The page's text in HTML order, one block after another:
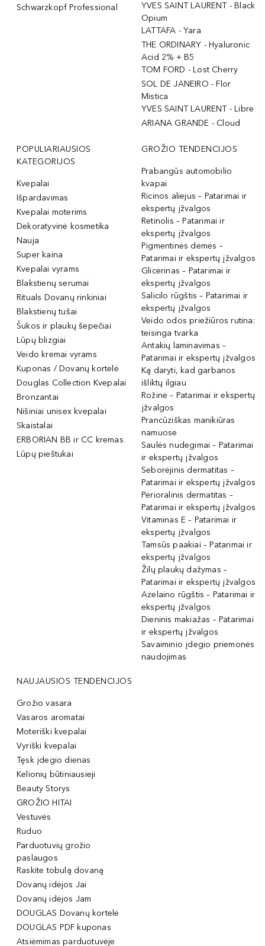
Schwarzkopf Professional
YVES SAINT LAURENT - Black
Opium
LATTAFA - Yara
THE ORDINARY - Hyaluronic
Acid 2% + B5
TOM FORD - Lost Cherry
SOL DE JANEIRO - Flor
Mistica
YVES SAINT LAURENT - Libre
ARIANA GRANDE - Cloud
POPULIARIAUSIOS
KATEGORIJOS
Kvepalai
Išpardavimas
Kvepalai moterims
Dekoratyvinė kosmetika
Nauja
Super kaina
Kvepalai vyrams
Blakstienų serumai
Rituals Dovanų rinkiniai
Blakstienų tušai
Šukos ir plaukų šepečiai
Lūpų blizgiai
Veido kremai vyrams
Kuponas / Dovanų kortelė
Douglas Collection Kvepalai
Bronzantai
Nišiniai unisex kvepalai
Skaistalai
ERBORIAN BB ir CC kremas
Lūpų pieštukai
GROŽIO TENDENCIJOS
Prabangūs automobilio
kvapai
Ricinos aliejus – Patarimai ir
ekspertų įžvalgos
Retinolis – Patarimai ir
ekspertų įžvalgos
Pigmentinės dėmės –
Patarimai ir ekspertų įžvalgos
Glicerinas – Patarimai ir
ekspertų įžvalgos
Salicilo rūgštis – Patarimai ir
ekspertų įžvalgos
Veido odos priežiūros rutina:
teisinga tvarka
Antakių laminavimas –
Patarimai ir ekspertų įžvalgos
Ką daryti, kad garbanos
išliktų ilgiau
Rožinė – Patarimai ir ekspertų
įžvalgos
Prancūziškas manikiūras
namuose
Saulės nudegimai – Patarimai
ir ekspertų įžvalgos
Seborėjinis dermatitas –
Patarimai ir ekspertų įžvalgos
Perioralinis dermatitas –
Patarimai ir ekspertų įžvalgos
Vitaminas E – Patarimai ir
ekspertų įžvalgos
Tamsūs paakiai – Patarimai ir
ekspertų įžvalgos
Žilų plaukų dažymas –
Patarimai ir ekspertų įžvalgos
Azelaino rūgštis – Patarimai ir
ekspertų įžvalgos
Dieninis makiažas – Patarimai
ir ekspertų įžvalgos
Savaiminio įdegio priemonės
naudojimas
NAUJAUSIOS TENDENCIJOS
Grožio vasara
Vasaros aromatai
Moteriški kvepalai
Vyriški kvepalai
Tęsk įdegio dienas
Kelionių būtiniausieji
Beauty Storys
GROŽIO HITAI
Vestuvės
Ruduo
Parduotuvių grožio
paslaugos
Raskite tobulą dovaną
Dovanų idėjos Jai
Dovanų idėjos Jam
DOUGLAS Dovanų kortelė
DOUGLAS PDF kuponas
Atsiėmimas parduotuvėje